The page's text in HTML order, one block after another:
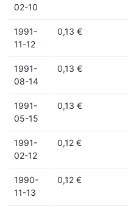
02-10
1991-
11-12
0,13 €
1991-
08-14
0,13 €
1991-
05-15
0,13 €
1991-
02-12
0,12 €
1990-
11-13
0,12 €